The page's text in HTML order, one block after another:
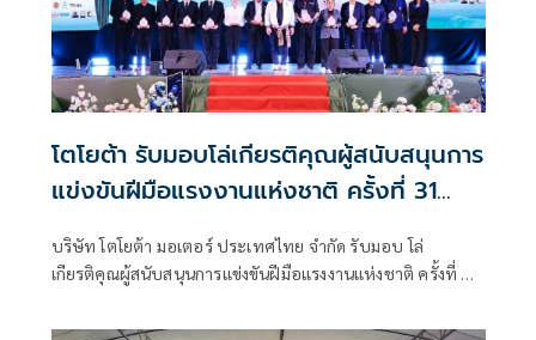
โตโยต้า รับมอบโล่เกียรติคุณผู้สนับสนุนการ
แข่งขันฝีมือแรงงานแห่งชาติ ครั้งที่ 31
บริษัท โตโยต้า มอเตอร์ ประเทศไทย จำกัด รับมอบ โล่
เกียรติคุณผู้สนับสนุนการแข่งขันฝีมือแรงงานแห่งชาติ ครั้งที่ 31